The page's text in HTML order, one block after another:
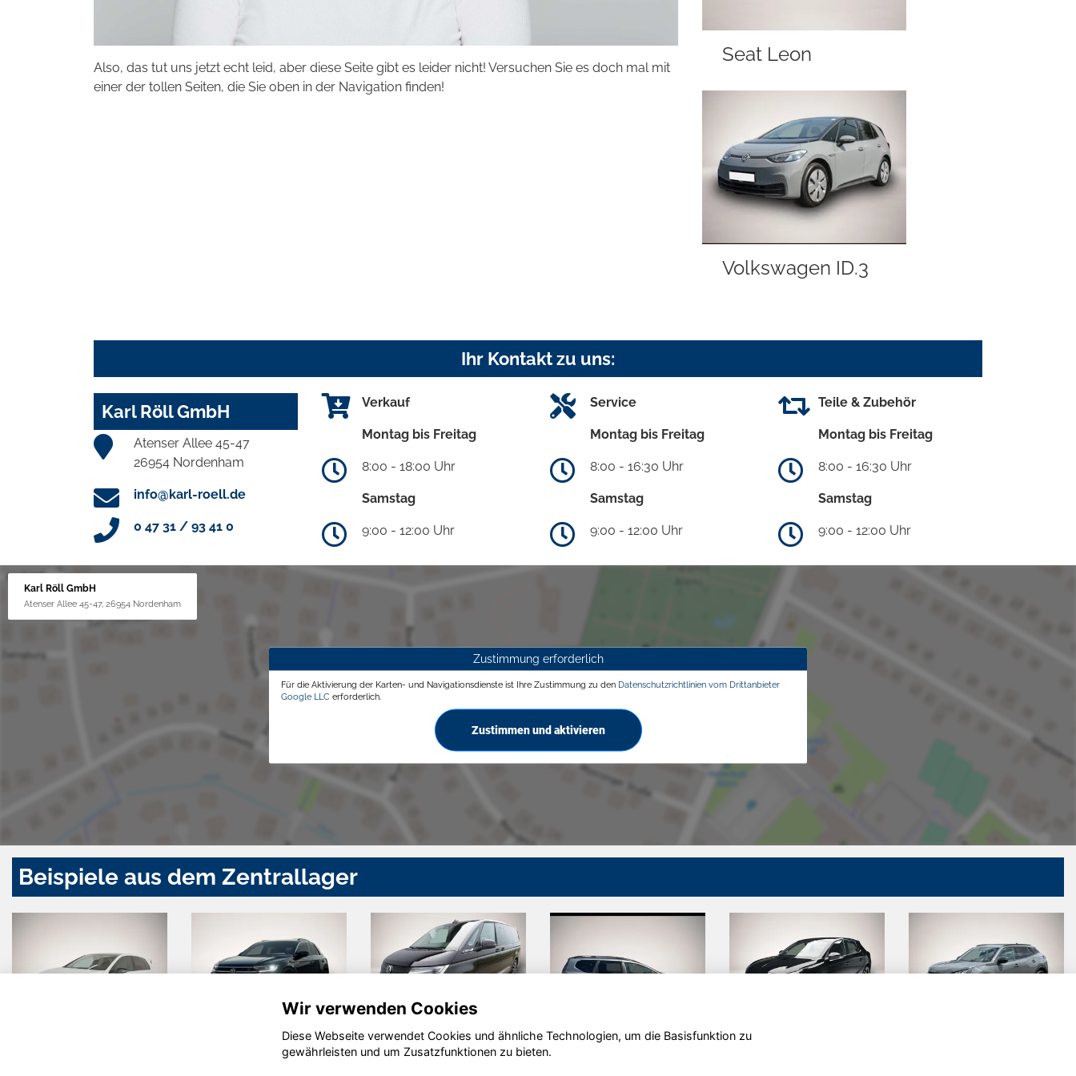
Also, das tut uns jetzt echt leid, aber diese Seite gibt es leider nicht! Versuchen Sie es doch mal mit
einer der tollen Seiten, die Sie oben in der Navigation finden!
Seat Leon
Volkswagen ID.3
Ihr Kontakt zu uns:
Karl Röll GmbH
Atenser Allee 45-47
26954 Nordenham
info@karl-roell.de
0 47 31 / 93 41 0
Verkauf
Montag bis Freitag
8:00 - 18:00 Uhr
Samstag
9:00 - 12:00 Uhr
Service
Montag bis Freitag
8:00 - 16:30 Uhr
Samstag
9:00 - 12:00 Uhr
Teile & Zubehör
Montag bis Freitag
8:00 - 16:30 Uhr
Samstag
9:00 - 12:00 Uhr
Karl Röll GmbH
Atenser Allee 45-47, 26954 Nordenham
Zustimmung erforderlich
Für die Aktivierung der Karten- und Navigationsdienste ist Ihre Zustimmung zu den Datenschutzrichtlinien vom Drittanbieter
Google LLC erforderlich.
Zustimmen und aktivieren
Beispiele aus dem Zentrallager
Dacia Jogger Opel Corsa Peugeot
Wir verwenden Cookies
Diese Webseite verwendet Cookies und ähnliche Technologien, um die Basisfunktion zu
gewährleisten und um Zusatzfunktionen zu bieten.